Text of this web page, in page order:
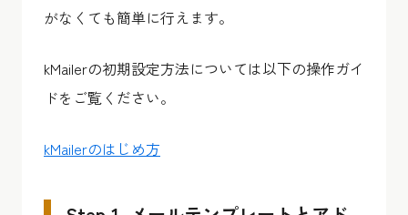
がなくても簡単に行えます。
kMailerの初期設定方法については以下の操作ガイ
ドをご覧ください。
kMailerのはじめ方